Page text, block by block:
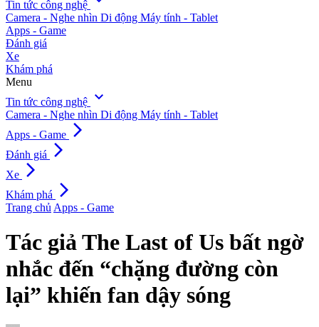
Tìm kiếm
Tin tức công nghệ
Camera - Nghe nhìn Di động Máy tính - Tablet
Apps - Game
Đánh giá
Xe
Khám phá
Menu
Tin tức công nghệ expand_more
Camera - Nghe nhìn Di động Máy tính - Tablet
Apps - Game arrow_forward_ios
Đánh giá arrow_forward_ios
Xe arrow_forward_ios
Khám phá arrow_forward_ios
Trang chủ Apps - Game
Tác giả The Last of Us bất ngờ
nhắc đến “chặng đường còn
lại” khiến fan dậy sóng